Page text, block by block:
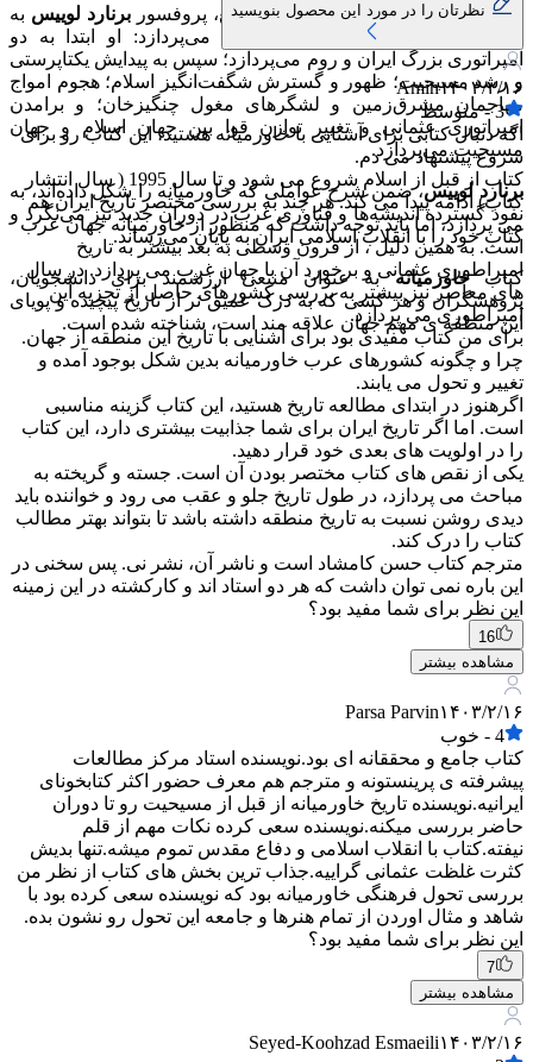
در این کتاب فوق‌العاده خواندنی و جامع، پروفسور برنارد لوییس به
بررسی تحولات پی در پی خاورمیانه می‌پردازد: او ابتدا به دو
امپراتوری بزرگ ایران و روم می‌پردازد؛ سپس به پیدایش یکتاپرستی
و رشد مسیحیت؛ ظهور و گسترش شگفت‌انگیز اسلام؛ هجوم امواج
مهاجمان مشرق‌زمین و لشگرهای مغول چنگیزخان؛ و برامدن
امپراتوری عثمانی و تغییر توازن قوا بین جهان اسلام و جهان
مسیحیت می‌پردازد.
برنارد لوییس، ضمن شرح عواملی که خاورمیانه را شکل داده‌اند، به
نفوذ گسترده اندیشه‌ها و فناوری غرب در دوران جدید نیز می‌نگرد و
کتاب خود را با انقلاب اسلامی ایران به پایان می‌رساند.
کتابخاورمیانهبه عنوان منبعی ارزشمند برای دانشجویان،
پژوهشگران و هر کسی که به درک عمیق تر از تاریخ پیچیده و پویای
این منطقه ی مهم جهان علاقه مند است، شناخته شده است.
نظرتان را در مورد این محصول بنویسید
Amin۱۴۰۳/۲/۱۶
3
-متوسط
اگه دنبال کتابی برای آشنایی با خاورمیانه هستید، این کتاب رو برای
شروع پیشنهاد می دم.
کتاب از قبل از اسلام شروع می شود و تا سال 1995 ( سال انتشار
کتاب) ادامه پیدا می کند. هر چند به بررسی مختصر تاریخ ایران هم
می پردازد، اما باید توجه داشت که منظور از خاورمیانه جهان عرب
است. به همین دلیل ، از قرون وسطی به بعد بیشتر به تاریخ
امپراطوری عثمانی و برخورد آن با جهان غرب می پردازد. در سال
های معاصر نیز بیشتر به بررسی کشورهای حاصل از تجزیه این
امپراطوری می پردازد.
برای من کتاب مفیدی بود برای آشنایی با تاریخ این منطقه از جهان.
چرا و چگونه کشورهای عرب خاورمیانه بدین شکل بوجود آمده و
تغییر و تحول می یابند.
اگرهنوز در ابتدای مطالعه تاریخ هستید، این کتاب گزینه مناسبی
است. اما اگر تاریخ ایران برای شما جذابیت بیشتری دارد، این کتاب
را در اولویت های بعدی خود قرار دهید.
یکی از نقص های کتاب مختصر بودن آن است. جسته و گریخته به
مباحث می پردازد، در طول تاریخ جلو و عقب می رود و خواننده باید
دیدی روشن نسبت به تاریخ منطقه داشته باشد تا بتواند بهتر مطالب
کتاب را درک کند.
مترجم کتاب حسن کامشاد است و ناشر آن، نشر نی. پس سخنی در
این باره نمی توان داشت که هر دو استاد اند و کارکشته در این زمینه
این نظر برای شما مفید بود؟
16
مشاهده بیشتر
Parsa Parvin۱۴۰۳/۲/۱۶
4
- خوب
کتاب جامع و محققانه ای بود.نویسنده استاد مرکز مطالعات
پیشرفته ی پرینستونه و مترجم هم معرف حضور اکثر کتابخونای
ایرانیه.نویسنده تاریخ خاورمیانه از قبل از مسیحیت رو تا دوران
حاضر بررسی میکنه.نویسنده سعی کرده نکات مهم از قلم
نیفته.کتاب با انقلاب اسلامی و دفاع مقدس تموم میشه.تنها بدیش
کثرت غلظت عثمانی گراییه.جذاب ترین بخش های کتاب از نظر من
بررسی تحول فرهنگی خاورمیانه بود که نویسنده سعی کرده بود با
شاهد و مثال اوردن از تمام هنرها و جامعه این تحول رو نشون بده.
این نظر برای شما مفید بود؟
7
مشاهده بیشتر
Seyed-Koohzad Esmaeili۱۴۰۳/۲/۱۶